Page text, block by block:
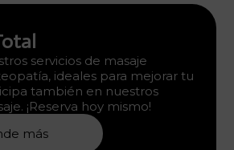
servicios de masaje
ideales para mejorar tu
también en nuestros
¡Reserva hoy mismo!
más